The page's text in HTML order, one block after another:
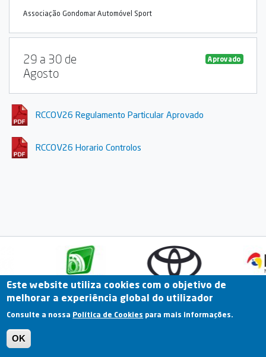
RCCOV26 Regulamento Particular Aprovado
RCCOV26 Horario Controlos
Associação Gondomar Automóvel Sport
29 a 30 de
Agosto
Aprovado
Previous
Fale Connosco Portal Online Arquivo
Termos e Condições | Política de Privacidade |
Este website utiliza cookies com o objetivo de
melhorar a experiência global do utilizador
Consulte a nossa Política de Cookies para mais informações.
OK